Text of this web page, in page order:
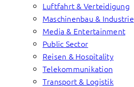
Luftfahrt & Verteidigung
Maschinenbau & Industrie
Media & Entertainment
Public Sector
Reisen & Hospitality
Telekommunikation
Transport & Logistik